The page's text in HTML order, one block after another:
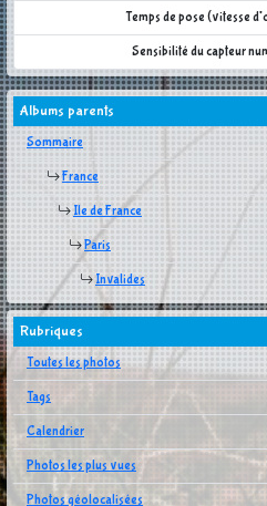
Temps de pose (vitesse
Sensibilité du capteur
Albums parents
Sommaire
France
Ile de France
Paris
Invalides
Rubriques
Toutes les photos
Tags
Calendrier
Photos les plus vues
Photos géolocalisées